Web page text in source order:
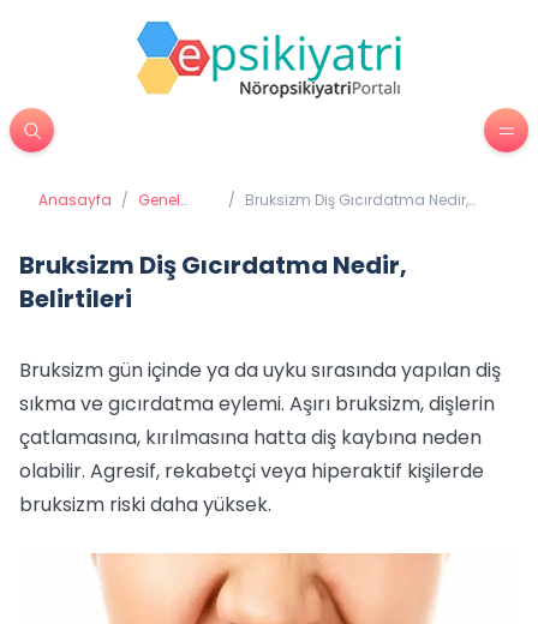
Anasayfa / Genel
/ Bruksizm Diş Gıcırdatma Nedir,
Bruksizm Diş Gıcırdatma Nedir,
Belirtileri
Bruksizm gün içinde ya da uyku sırasında yapılan diş
sıkma ve gıcırdatma eylemi. Aşırı bruksizm, dişlerin
çatlamasına, kırılmasına hatta diş kaybına neden
olabilir. Agresif, rekabetçi veya hiperaktif kişilerde
bruksizm riski daha yüksek.